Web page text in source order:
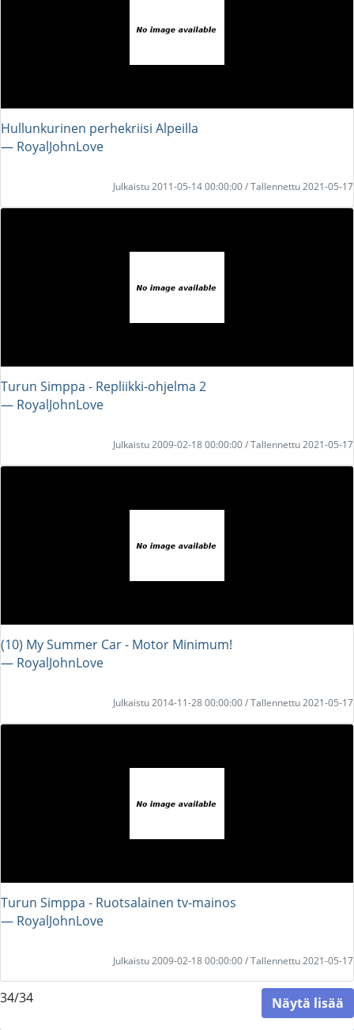
Hullunkurinen perhekriisi Alpeilla
― RoyalJohnLove
Julkaistu 2011-05-14 00:00:00 / Tallennettu 2021-05-17
Turun Simppa - Repliikki-ohjelma 2
― RoyalJohnLove
Julkaistu 2009-02-18 00:00:00 / Tallennettu 2021-05-17
(10) My Summer Car - Motor Minimum!
― RoyalJohnLove
Julkaistu 2014-11-28 00:00:00 / Tallennettu 2021-05-17
Turun Simppa - Ruotsalainen tv-mainos
― RoyalJohnLove
Julkaistu 2009-02-18 00:00:00 / Tallennettu 2021-05-17
34/34 Näytä lisää